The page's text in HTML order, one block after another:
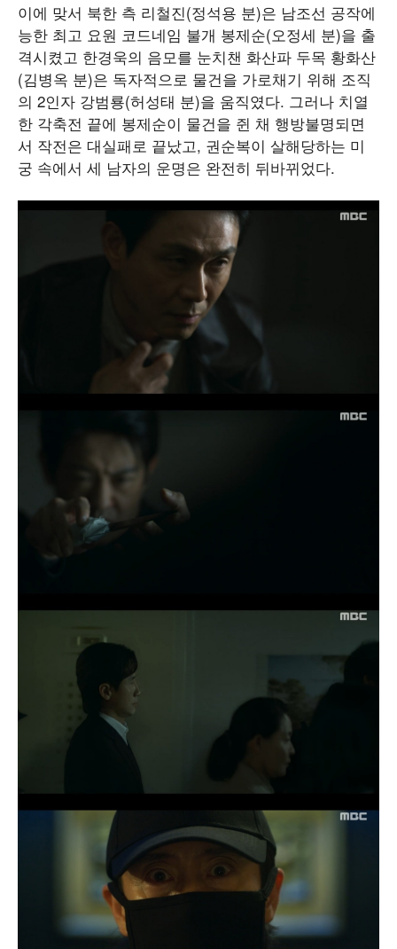
이에 맞서 북한 측 리철진(정석용 분)은 남조선 공작에
능한 최고 요원 코드네임 불개 봉제순(오정세 분)을 출
격시켰고 한경욱의 음모를 눈치챈 화산파 두목 황화산
(김병옥 분)은 독자적으로 물건을 가로채기 위해 조직
의 2인자 강범룡(허성태 분)을 움직였다. 그러나 치열
한 각축전 끝에 봉제순이 물건을 쥔 채 행방불명되면
서 작전은 대실패로 끝났고, 권순복이 살해당하는 미
궁 속에서 세 남자의 운명은 완전히 뒤바뀌었다.